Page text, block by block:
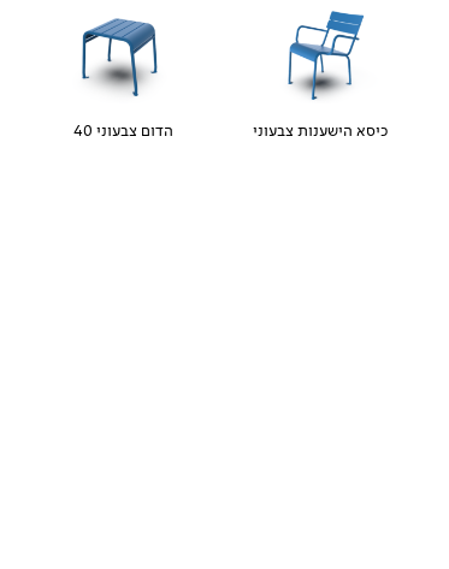
כיסא הישענות צבעוני הדום צבעוני 40